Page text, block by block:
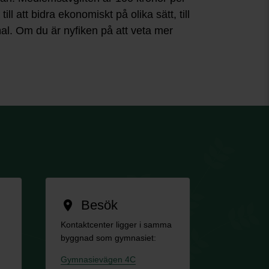
att bidra ekonomiskt på olika sätt, till
Om du är nyfiken på att veta mer
location_on Besök
Kontaktcenter ligger i samma
byggnad som gymnasiet:
Gymnasievägen 4C